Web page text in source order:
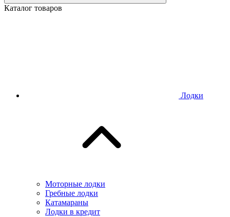
Каталог товаров
Лодки
Моторные лодки
Гребные лодки
Катамараны
Лодки в кредит